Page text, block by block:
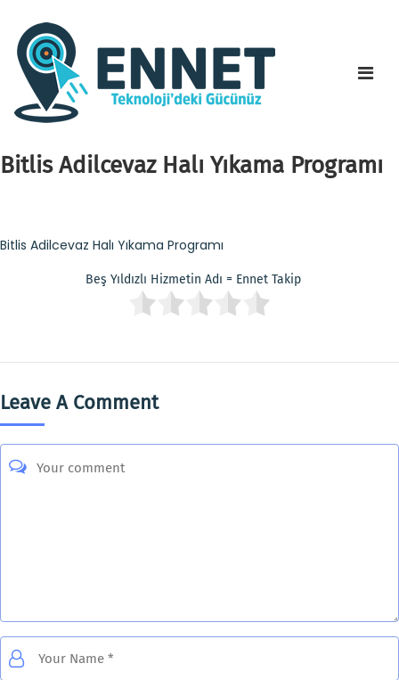
Bitlis Adilcevaz Halı Yıkama Programı
Bitlis Adilcevaz Halı Yıkama Programı
Beş Yıldızlı Hizmetin Adı = Ennet Takip
Leave A Comment